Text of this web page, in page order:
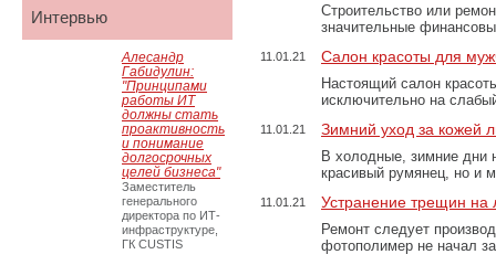
Строительство или
значительные
11.01.21 Салон красоты для
Настоящий салон
исключительно на
11.01.21 Зимний уход за кожей
В холодные, зимние дни
красивый румянец, но и
11.01.21 Устранение трещин на
Ремонт следует
фотополимер не начал
Интервью
Алесандр
Габидулин:
"Принципами
работы ИТ
должны стать
проактивность
и понимание
долгосрочных
целей бизнеса"
Заместитель
генерального
директора по ИТ-
инфраструктуре,
ГК CUSTIS